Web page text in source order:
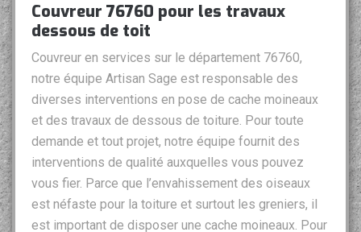
Couvreur 76760 pour les travaux
dessous de toit
Couvreur en services sur le département 76760,
notre équipe Artisan Sage est responsable des
diverses interventions en pose de cache moineaux
et des travaux de dessous de toiture. Pour toute
demande et tout projet, notre équipe fournit des
interventions de qualité auxquelles vous pouvez
vous fier. Parce que l’envahissement des oiseaux
est néfaste pour la toiture et surtout les greniers, il
est important de disposer une cache moineaux. Pour